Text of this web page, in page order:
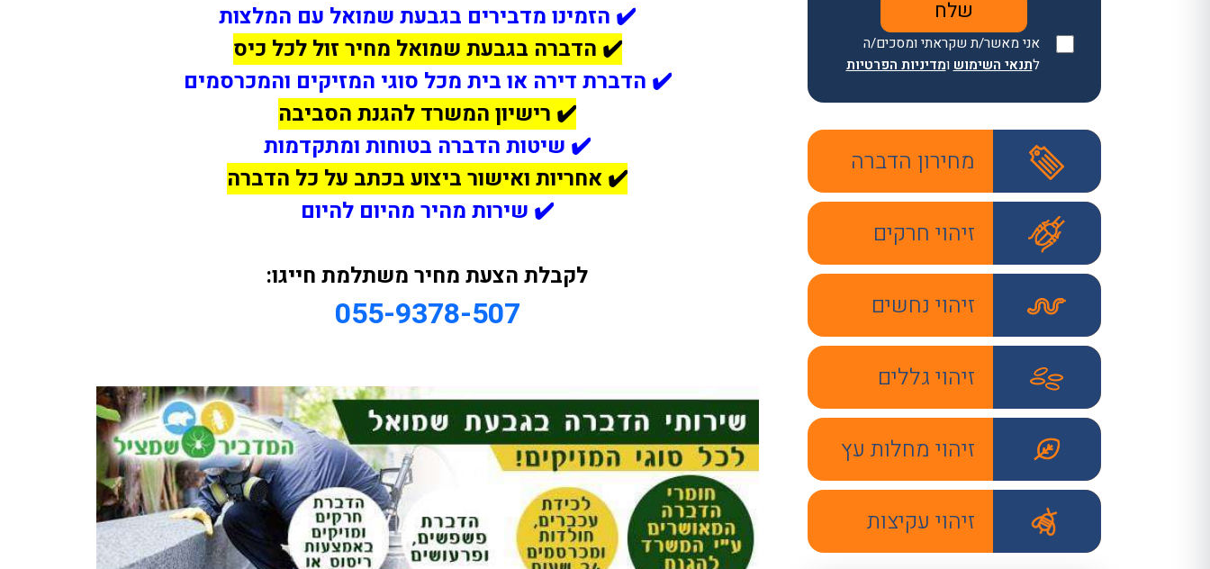
אני מאשר/ת שקראתי ומסכים/ה
לתנאי השימוש ומדיניות הפרטיות
מחירון הדברה
זיהוי חרקים
זיהוי נחשים
זיהוי גללים
זיהוי מחלות עץ
זיהוי עקיצות
✔️ הזמינו מדבירים בגבעת שמואל עם המלצות
✔️ הדברה בגבעת שמואל מחיר זול לכל כיס
✔️ הדברת דירה או בית מכל סוגי המזיקים והמכרסמים
✔️ רישיון המשרד להגנת הסביבה
✔️ שיטות הדברה בטוחות ומתקדמות
✔️ אחריות ואישור ביצוע בכתב על כל הדברה
✔️ שירות מהיר מהיום להיום
לקבלת הצעת מחיר משתלמת חייגו:
055-9378-507